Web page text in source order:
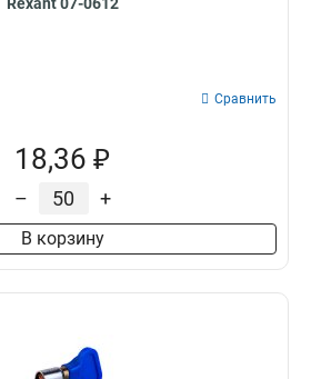
Сравнить
18,36 ₽
– +
В корзину